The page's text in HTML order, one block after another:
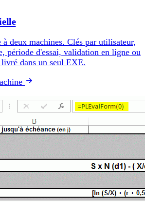
deux machines. Clés par utilisateur,
période d'essai, validation en ligne ou
dans un seul EXE.